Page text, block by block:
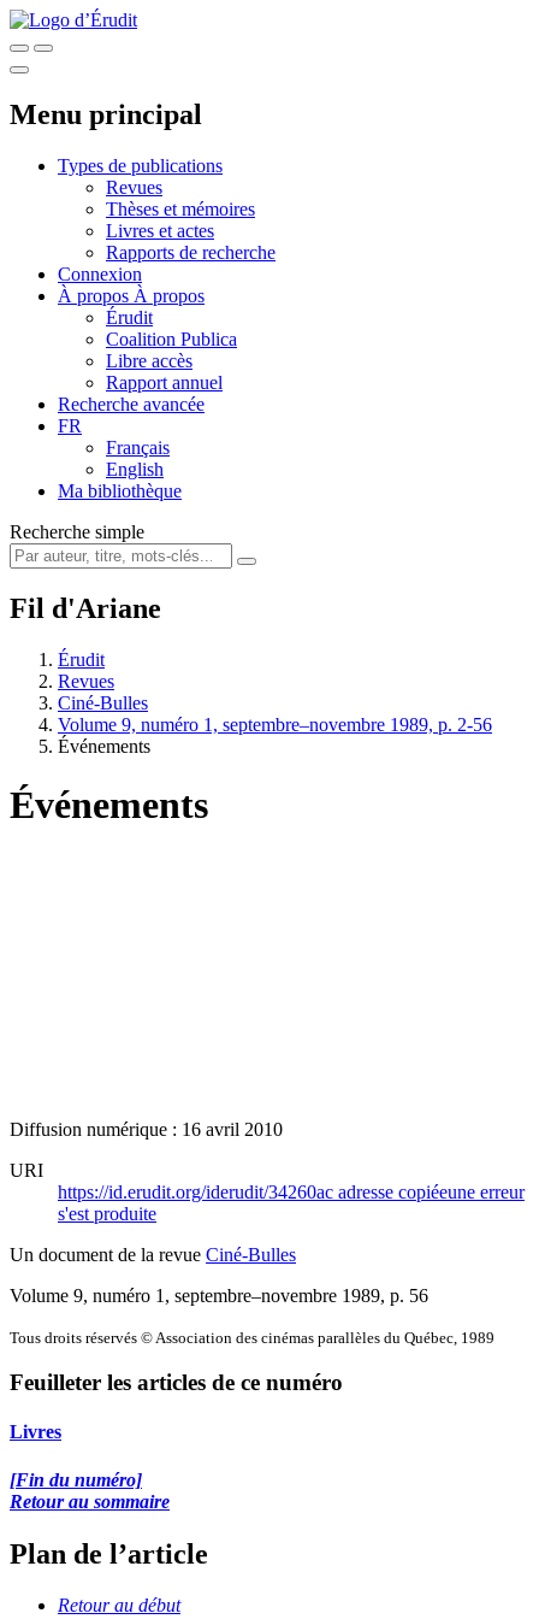
Menu principal
Types de publications
Revues
Thèses et mémoires
Livres et actes
Rapports de recherche
Connexion
À propos À propos
Érudit
Coalition Publica
Libre accès
Rapport annuel
Recherche avancée
FR
Français
English
Ma bibliothèque
Recherche simple
Fil d'Ariane
Érudit
Revues
Ciné-Bulles
Volume 9, numéro 1, septembre–novembre 1989, p. 2-56
Événements
Événements
Diffusion numérique : 16 avril 2010
URI
https://id.erudit.org/iderudit/34260ac adresse copiéeune erreur
s'est produite
Un document de la revue Ciné-Bulles
Volume 9, numéro 1, septembre–novembre 1989, p. 56
Tous droits réservés © Association des cinémas parallèles du Québec, 1989
Feuilleter les articles de ce numéro
Livres
[Fin du numéro]
Retour au sommaire
Plan de l’article
Retour au début